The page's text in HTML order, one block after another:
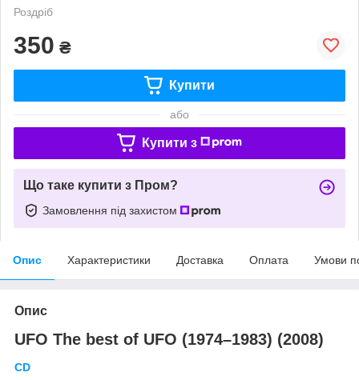
Роздріб
350 ₴
Купити
або
Купити з
Що таке купити з Пром?
Замовлення під захистом
Опис Характеристики Доставка Оплата Умови
Опис
UFO The best of UFO (1974–1983) (2008)
CD